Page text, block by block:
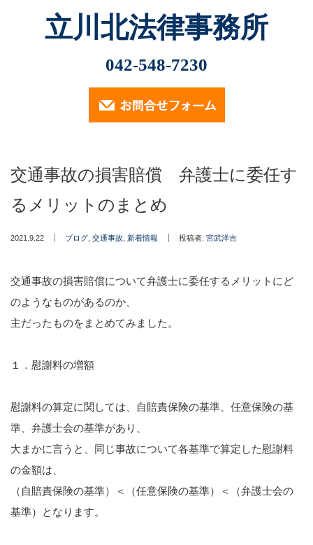
立川北法律事務所
042-548-7230
交通事故の損害賠償 弁護士に委任す
るメリットのまとめ
2021.9.22 ブログ 交通事故 新着情報 投稿者: 宮武洋吉
交通事故の損害賠償について弁護士に委任するメリットにど
のようなものがあるのか、
主だったものをまとめてみました。
１．慰謝料の増額
慰謝料の算定に関しては、自賠責保険の基準、任意保険の基
準、弁護士会の基準があり、
大まかに言うと、同じ事故について各基準で算定した慰謝料
の金額は、
（自賠責保険の基準）＜（任意保険の基準）＜（弁護士会の
基準）となります。
遺言・相続・後見について
知的財産
国際法務・国際取引
医療・介護事業に関する法務
刑事・少年事件について
小林光明弁護士が2026年2月6日、立川市社会福祉協議
（定員に達したため申込受付は終了しております）…
2024.9.30
会主催の講演会「成年後見制度…
小林光明弁護士が2024年7月18日、東京弁護士会多摩支
他主催の「2024年度第2回…
2023.11.29
護士が遺族代理人を務める昭島市いじめ…